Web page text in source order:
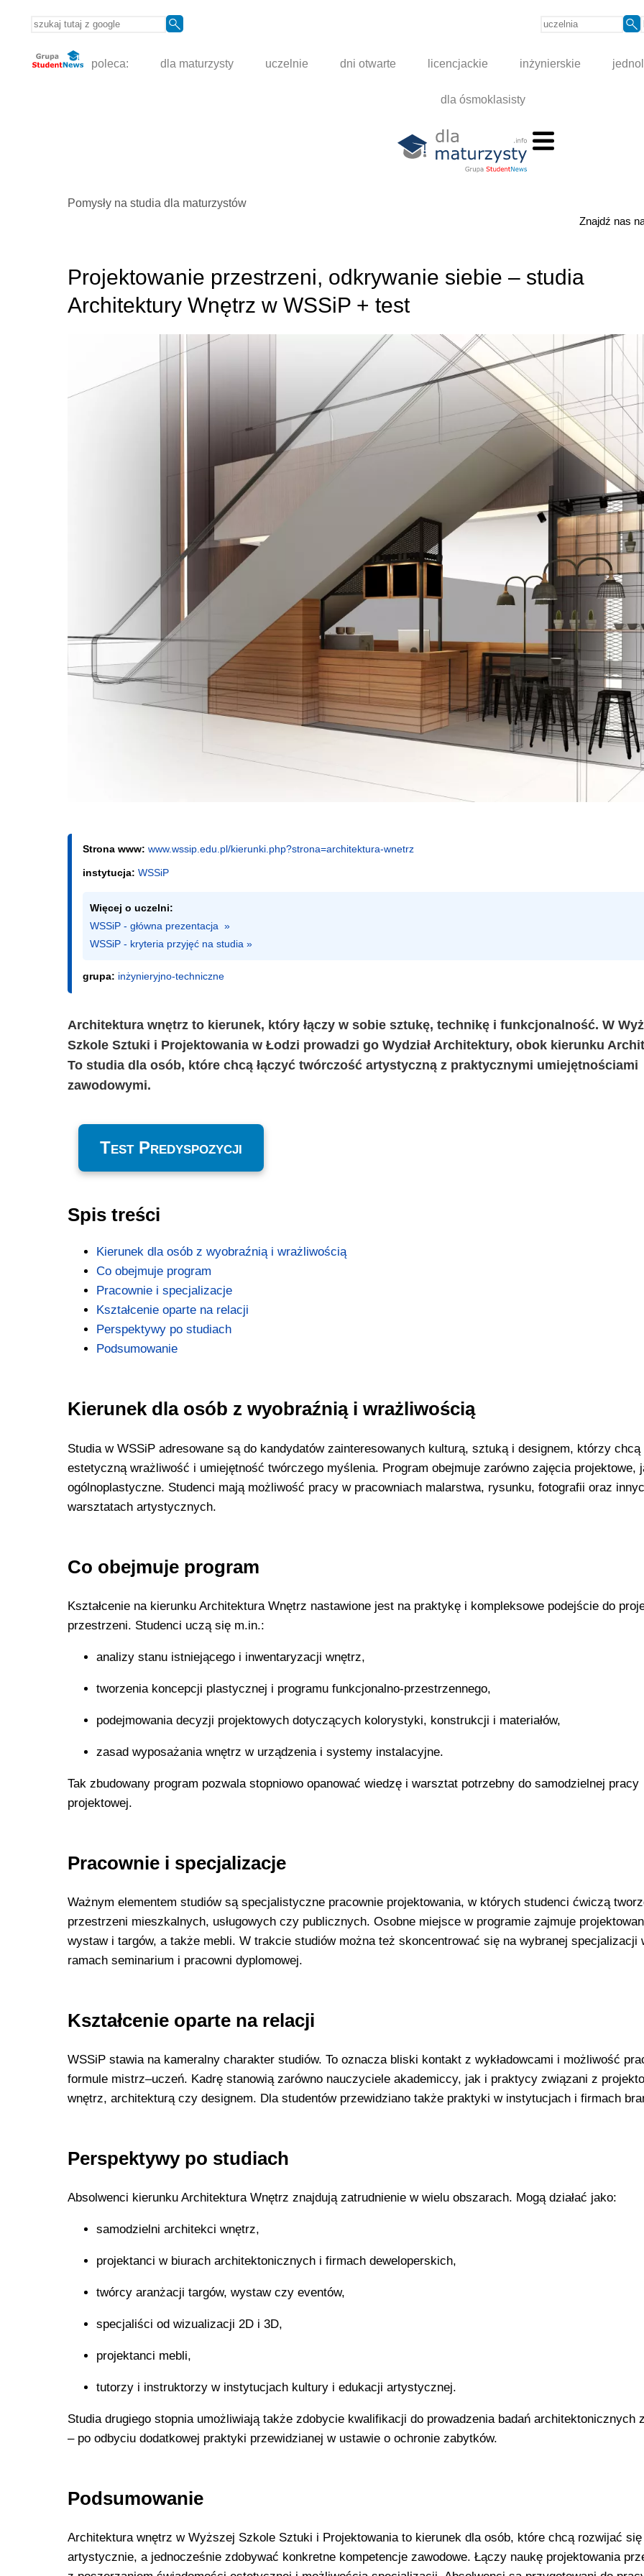
poleca: dla maturzysty uczelnie dni otwarte licencjackie inżynierskie
dla ósmoklasisty
Pomysły na studia dla maturzystów
Znajdź nas
Projektowanie przestrzeni, odkrywanie siebie – studia
Architektury Wnętrz w WSSiP + test
Strona www: www.wssip.edu.pl/kierunki.php?strona=architektura-wnetrz
instytucja: WSSiP
Więcej o uczelni:
WSSiP - główna prezentacja  »
WSSiP - kryteria przyjęć na studia »
grupa: inżynieryjno-techniczne
Architektura wnętrz to kierunek, który łączy w sobie sztukę, technikę i funkcjonalność. W
Szkole Sztuki i Projektowania w Łodzi prowadzi go Wydział Architektury, obok kierunku
To studia dla osób, które chcą łączyć twórczość artystyczną z praktycznymi umiejętnościami
zawodowymi.
Test Predyspozycji
Spis treści
Kierunek dla osób z wyobraźnią i wrażliwością
Co obejmuje program
Pracownie i specjalizacje
Kształcenie oparte na relacji
Perspektywy po studiach
Podsumowanie
Kierunek dla osób z wyobraźnią i wrażliwością
Studia w WSSiP adresowane są do kandydatów zainteresowanych kulturą, sztuką i designem, którzy chcą
estetyczną wrażliwość i umiejętność twórczego myślenia. Program obejmuje zarówno zajęcia projektowe,
ogólnoplastyczne. Studenci mają możliwość pracy w pracowniach malarstwa, rysunku, fotografii oraz
warsztatach artystycznych.
Co obejmuje program
Kształcenie na kierunku Architektura Wnętrz nastawione jest na praktykę i kompleksowe podejście do
przestrzeni. Studenci uczą się m.in.:
analizy stanu istniejącego i inwentaryzacji wnętrz,
tworzenia koncepcji plastycznej i programu funkcjonalno-przestrzennego,
podejmowania decyzji projektowych dotyczących kolorystyki, konstrukcji i materiałów,
zasad wyposażania wnętrz w urządzenia i systemy instalacyjne.
Tak zbudowany program pozwala stopniowo opanować wiedzę i warsztat potrzebny do samodzielnej pracy
projektowej.
Pracownie i specjalizacje
Ważnym elementem studiów są specjalistyczne pracownie projektowania, w których studenci ćwiczą
przestrzeni mieszkalnych, usługowych czy publicznych. Osobne miejsce w programie zajmuje
wystaw i targów, a także mebli. W trakcie studiów można też skoncentrować się na wybranej specjalizacji
ramach seminarium i pracowni dyplomowej.
Kształcenie oparte na relacji
WSSiP stawia na kameralny charakter studiów. To oznacza bliski kontakt z wykładowcami i możliwość
formule mistrz–uczeń. Kadrę stanowią zarówno nauczyciele akademiccy, jak i praktycy związani z
wnętrz, architekturą czy designem. Dla studentów przewidziano także praktyki w instytucjach i firmach
Perspektywy po studiach
Absolwenci kierunku Architektura Wnętrz znajdują zatrudnienie w wielu obszarach. Mogą działać jako:
samodzielni architekci wnętrz,
projektanci w biurach architektonicznych i firmach deweloperskich,
twórcy aranżacji targów, wystaw czy eventów,
specjaliści od wizualizacji 2D i 3D,
projektanci mebli,
tutorzy i instruktorzy w instytucjach kultury i edukacji artystycznej.
Studia drugiego stopnia umożliwiają także zdobycie kwalifikacji do prowadzenia badań architektonicznych
– po odbyciu dodatkowej praktyki przewidzianej w ustawie o ochronie zabytków.
Podsumowanie
Architektura wnętrz w Wyższej Szkole Sztuki i Projektowania to kierunek dla osób, które chcą rozwijać się
artystycznie, a jednocześnie zdobywać konkretne kompetencje zawodowe. Łączy naukę projektowania